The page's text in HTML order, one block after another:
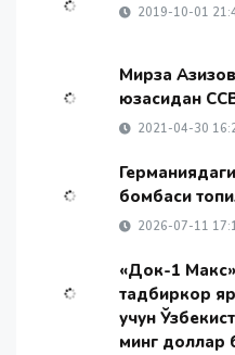
2019-10-01
Мирза
юзасидан
2021-04-30
бомбаси
2026-07-11
«Док-1
тадбиркор
учун
минг доллар